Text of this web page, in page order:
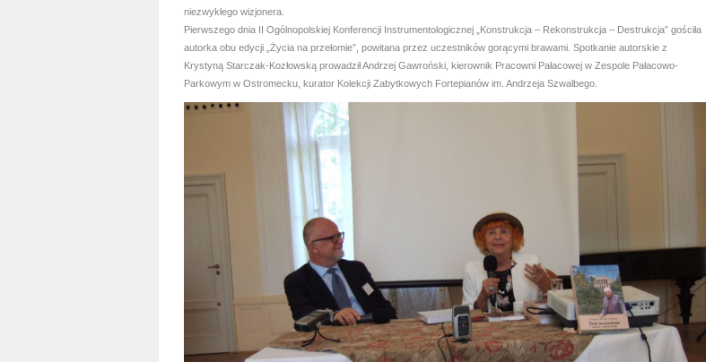
niezwykłego wizjonera.
Pierwszego dnia II Ogólnopolskiej Konferencji Instrumentologicznej „Konstrukcja – Rekonstrukcja – Destrukcja” gościła
autorka obu edycji „Życia na przełomie”, powitana przez uczestników gorącymi brawami. Spotkanie autorskie z
Krystyną Starczak-Kozłowską prowadził Andrzej Gawroński, kierownik Pracowni Pałacowej w Zespole Pałacowo-
Parkowym w Ostromecku, kurator Kolekcji Zabytkowych Fortepianów im. Andrzeja Szwalbego.